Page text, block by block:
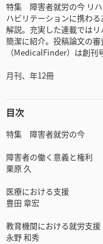
特集 障害者就労の今 リハ
ハビリテーションに携わ
解説。充実した連載では
簡潔に紹介。投稿論文の
（MedicalFinder）は創刊
月刊、年12冊
目次
特集 障害者就労の今
障害者の働く意義と権利
栗原 久
医療における支援
豊田 章宏
教育機関における就労支援
永野 和秀